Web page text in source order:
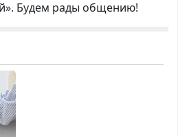
Будем рады общению!